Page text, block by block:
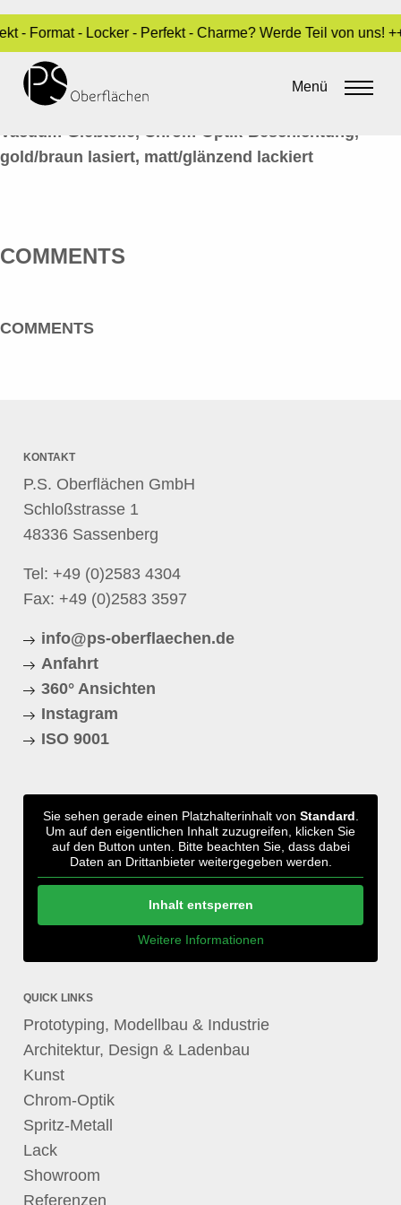
Format - Locker - Perfekt - Charme? Werde Teil von
Menü
CHROM-OPTIK 34_ÄPFEL
admin•14. Juni 2016
Vacuum-Gießteile, Chrom-Optik-Beschichtung,
gold/braun lasiert, matt/glänzend lackiert
COMMENTS
COMMENTS
KONTAKT
P.S. Oberflächen GmbH
Schloßstrasse 1
48336 Sassenberg
Tel: +49 (0)2583 4304
Fax: +49 (0)2583 3597
info@ps-oberflaechen.de
Anfahrt
360° Ansichten
Instagram
ISO 9001
Sie sehen gerade einen Platzhalterinhalt von Standard
Um auf den eigentlichen Inhalt zuzugreifen, klicken Sie
auf den Button unten. Bitte beachten Sie, dass dabei
Daten an Drittanbieter weitergegeben werden.
Inhalt entsperren
Weitere Informationen
QUICK LINKS
Prototyping, Modellbau & Industrie
Architektur, Design & Ladenbau
Kunst
Chrom-Optik
Spritz-Metall
Lack
Showroom
Referenzen